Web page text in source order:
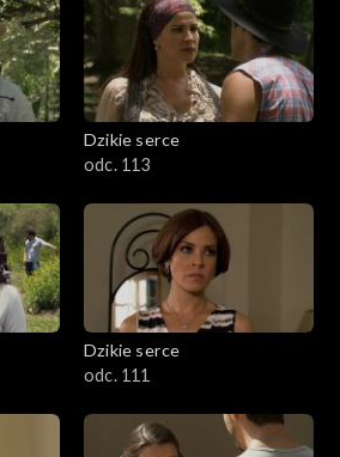
Dzikie serce
odc. 113
Dzikie serce
odc. 111